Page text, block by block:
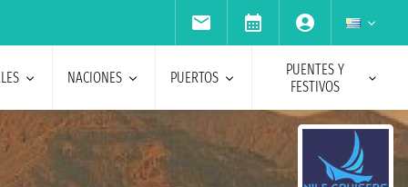
NACIONES PUERTOS
PUENTES Y
FESTIVOS